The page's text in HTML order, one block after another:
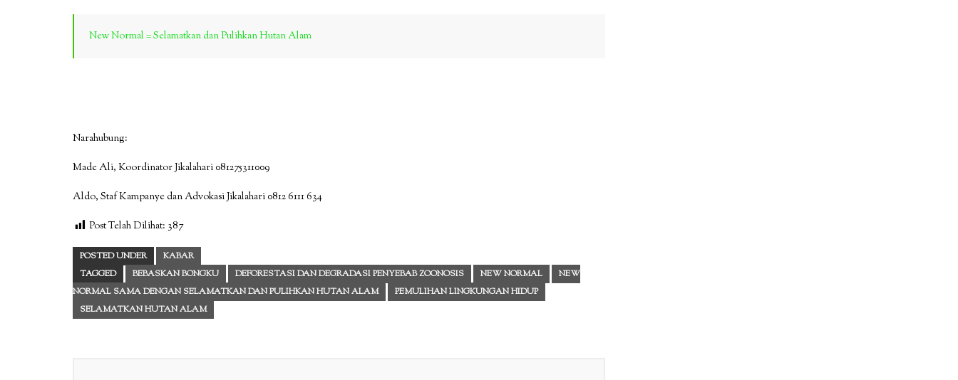
New Normal = Selamatkan dan Pulihkan Hutan Alam
Narahubung:
Made Ali, Koordinator Jikalahari 081275311009
Aldo, Staf Kampanye dan Advokasi Jikalahari 0812 6111 634
Post Telah Dilihat: 387
POSTED UNDER
KABAR
TAGGED
BEBASKAN BONGKU DEFORESTASI DAN DEGRADASI PENYEBAB ZOONOSIS NEW NORMAL
NEW
NORMAL SAMA DENGAN SELAMATKAN DAN PULIHKAN HUTAN ALAM
PEMULIHAN LINGKUNGAN HIDUP
SELAMATKAN HUTAN ALAM